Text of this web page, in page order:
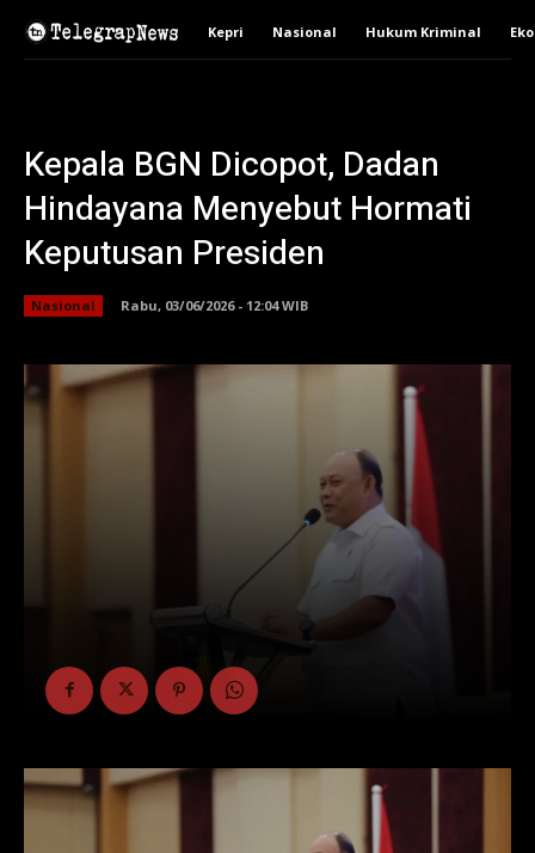
Kepri Nasional Hukum Kriminal
Kepala BGN Dicopot, Dadan
Hindayana Menyebut Hormati
Keputusan Presiden
Nasional Rabu, 03/06/2026 - 12:04 WIB